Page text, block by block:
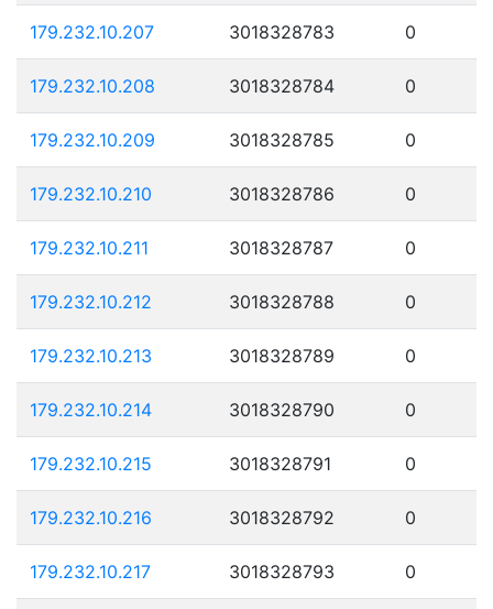
179.232.10.207 3018328783 0
179.232.10.208 3018328784 0
179.232.10.209 3018328785 0
179.232.10.210 3018328786 0
179.232.10.211 3018328787 0
179.232.10.212 3018328788 0
179.232.10.213 3018328789 0
179.232.10.214 3018328790 0
179.232.10.215 3018328791 0
179.232.10.216 3018328792 0
179.232.10.217 3018328793 0